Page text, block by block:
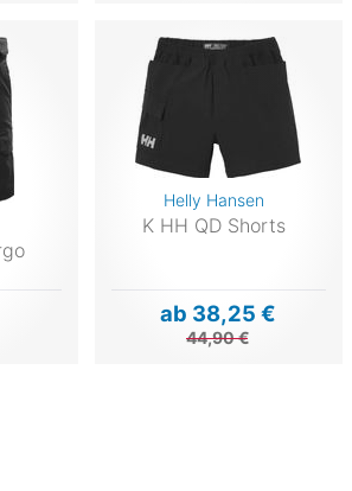
Helly Hansen
K HH QD Shorts
ab 38,25 €
44,90 €